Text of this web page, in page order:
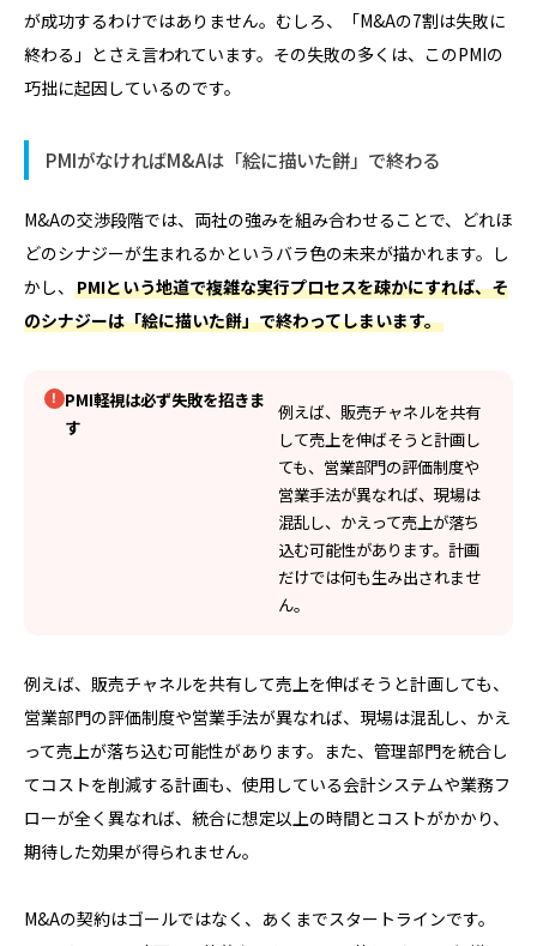
が成功するわけではありません。むしろ、「M&Aの7割は失敗に
終わる」とさえ言われています。その失敗の多くは、このPMIの
巧拙に起因しているのです。
PMIがなければM&Aは「絵に描いた餅」で終わる
M&Aの交渉段階では、両社の強みを組み合わせることで、どれほ
どのシナジーが生まれるかというバラ色の未来が描かれます。し
かし、
PMIという地道で複雑な実行プロセスを疎かにすれば、そ
のシナジーは「絵に描いた餅」で終わってしまいます。
PMI軽視は必ず失敗を招きま
す
例えば、販売チャネルを共有
して売上を伸ばそうと計画し
ても、営業部門の評価制度や
営業手法が異なれば、現場は
混乱し、かえって売上が落ち
込む可能性があります。計画
だけでは何も生み出されませ
ん。
例えば、販売チャネルを共有して売上を伸ばそうと計画しても、
営業部門の評価制度や営業手法が異なれば、現場は混乱し、かえ
って売上が落ち込む可能性があります。また、管理部門を統合し
てコストを削減する計画も、使用している会計システムや業務フ
ローが全く異なれば、統合に想定以上の時間とコストがかかり、
期待した効果が得られません。
M&Aの契約はゴールではなく、あくまでスタートラインです。